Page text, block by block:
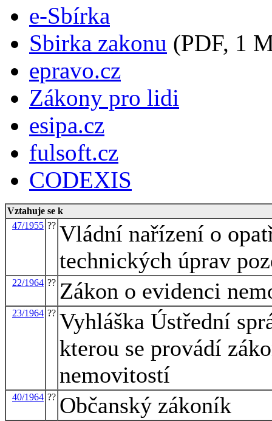
e-Sbírka
Sbirka zakonu (PDF, 1
epravo.cz
Zákony pro lidi
esipa.cz
fulsoft.cz
CODEXIS
Vztahuje se k
47/1955 ?? Vládní nařízení o
technických úprav
22/1964 ?? Zákon o evidenci
23/1964 ?? Vyhláška Ústřední
kterou se provádí
nemovitostí
40/1964 ?? Občanský zákoník